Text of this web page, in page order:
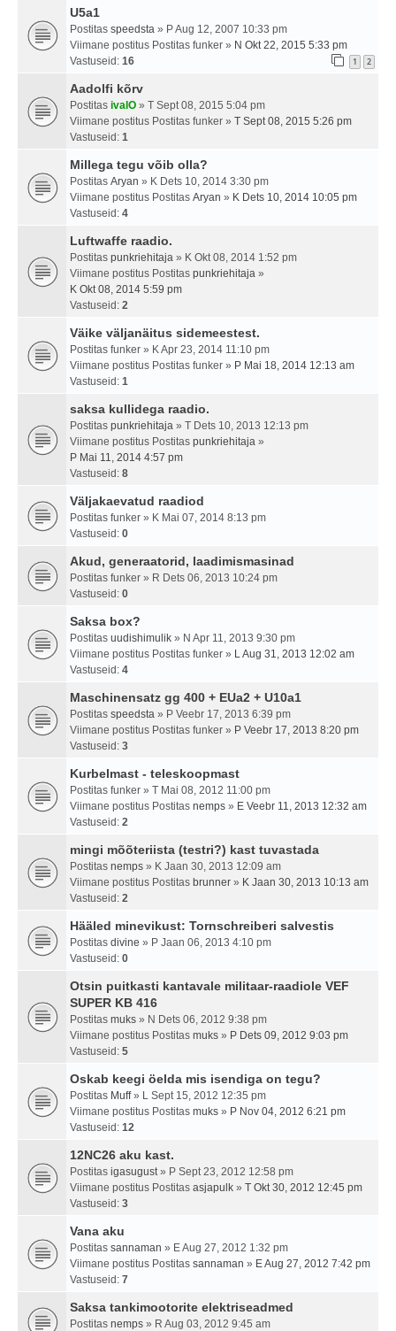
U5a1
Postitas speedsta » P Aug 12, 2007 10:33 pm
Viimane postitus Postitas funker » N Okt 22, 2015 5:33 pm
Vastuseid: 16 1 2
Aadolfi kõrv
Postitas ivalO » T Sept 08, 2015 5:04 pm
Viimane postitus Postitas funker » T Sept 08, 2015 5:26 pm
Vastuseid: 1
Millega tegu võib olla?
Postitas Aryan » K Dets 10, 2014 3:30 pm
Viimane postitus Postitas Aryan » K Dets 10, 2014 10:05 pm
Vastuseid: 4
Luftwaffe raadio.
Postitas punkriehitaja » K Okt 08, 2014 1:52 pm
Viimane postitus Postitas punkriehitaja »
K Okt 08, 2014 5:59 pm
Vastuseid: 2
Väike väljanäitus sidemeestest.
Postitas funker » K Apr 23, 2014 11:10 pm
Viimane postitus Postitas funker » P Mai 18, 2014 12:13 am
Vastuseid: 1
saksa kullidega raadio.
Postitas punkriehitaja » T Dets 10, 2013 12:13 pm
Viimane postitus Postitas punkriehitaja »
P Mai 11, 2014 4:57 pm
Vastuseid: 8
Väljakaevatud raadiod
Postitas funker » K Mai 07, 2014 8:13 pm
Vastuseid: 0
Akud, generaatorid, laadimismasinad
Postitas funker » R Dets 06, 2013 10:24 pm
Vastuseid: 0
Saksa box?
Postitas uudishimulik » N Apr 11, 2013 9:30 pm
Viimane postitus Postitas funker » L Aug 31, 2013 12:02 am
Vastuseid: 4
Maschinensatz gg 400 + EUa2 + U10a1
Postitas speedsta » P Veebr 17, 2013 6:39 pm
Viimane postitus Postitas funker » P Veebr 17, 2013 8:20 pm
Vastuseid: 3
Kurbelmast - teleskoopmast
Postitas funker » T Mai 08, 2012 11:00 pm
Viimane postitus Postitas nemps » E Veebr 11, 2013 12:32 am
Vastuseid: 2
mingi mõõteriista (testri?) kast tuvastada
Postitas nemps » K Jaan 30, 2013 12:09 am
Viimane postitus Postitas brunner » K Jaan 30, 2013 10:13 am
Vastuseid: 2
Hääled minevikust: Tornschreiberi salvestis
Postitas divine » P Jaan 06, 2013 4:10 pm
Vastuseid: 0
Otsin puitkasti kantavale militaar-raadiole VEF
SUPER KB 416
Postitas muks » N Dets 06, 2012 9:38 pm
Viimane postitus Postitas muks » P Dets 09, 2012 9:03 pm
Vastuseid: 5
Oskab keegi öelda mis isendiga on tegu?
Postitas Muff» L Sept 15, 2012 12:35 pm
Viimane postitus Postitas muks » P Nov 04, 2012 6:21 pm
Vastuseid: 12
12NC26 aku kast.
Postitas igasugust» P Sept 23, 2012 12:58 pm
Viimane postitus Postitas asjapulk » T Okt 30, 2012 12:45 pm
Vastuseid: 3
Vana aku
Postitas sannaman » E Aug 27, 2012 1:32 pm
Viimane postitus Postitas sannaman » E Aug 27, 2012 7:42 pm
Vastuseid: 7
Saksa tankimootorite elektriseadmed
Postitas nemps » R Aug 03, 2012 9:45 am